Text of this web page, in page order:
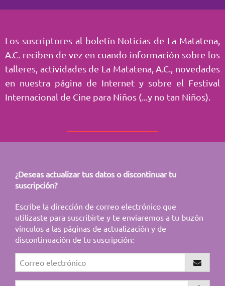
Los suscriptores al boletín Noticias de La Matatena,
A.C. reciben de vez en cuando información sobre los
talleres, actividades de La Matatena, A.C., novedades
en nuestra página de Internet y sobre el Festival
Internacional de Cine para Niños (...y no tan Niños).
¿Deseas actualizar tus datos o discontinuar tu
suscripción?
Escribe la dirección de correo electrónico que
utilizaste para suscribirte y te enviaremos a tu buzón
vínculos a las páginas de actualización y de
discontinuación de tu suscripción: